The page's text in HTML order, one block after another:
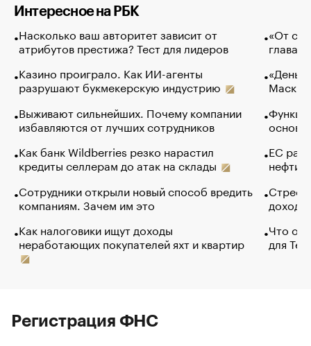
Интересное на РБК
Насколько ваш авторитет зависит от
атрибутов престижа? Тест для лидеров
Казино проиграло. Как ИИ-агенты
разрушают букмекерскую индустрию
Выживают сильнейших. Почему компании
избавляются от лучших сотрудников
Как банк Wildberries резко нарастил
кредиты селлерам до атак на склады
Сотрудники открыли новый способ вредить
компаниям. Зачем им это
Как налоговики ищут доходы
неработающих покупателей яхт и квартир
«От
глава
Маск в
основ
ЕС
нефти
Что
для
Регистрация ФНС